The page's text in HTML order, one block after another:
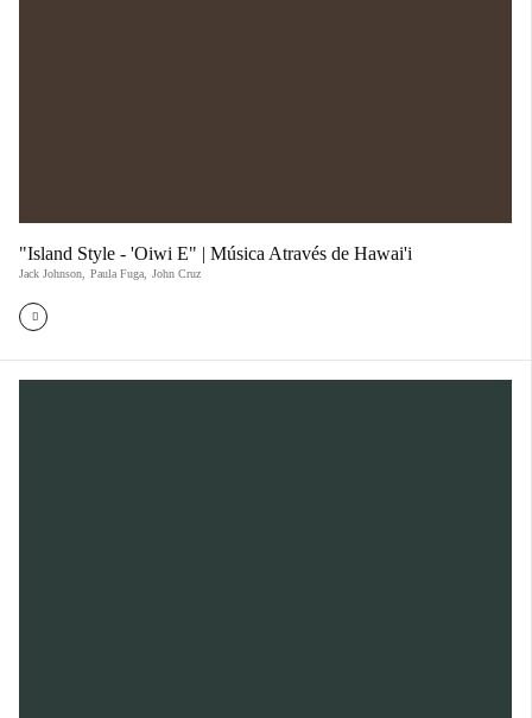
"Island Style - 'Oiwi E" | Música Através de Hawai'i
Jack Johnson Paula Fuga John Cruz